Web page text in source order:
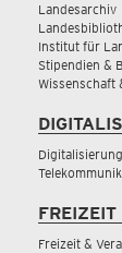
Landesarchiv
Institut für
Stipendien &
Wissenschaft
Freizeit &